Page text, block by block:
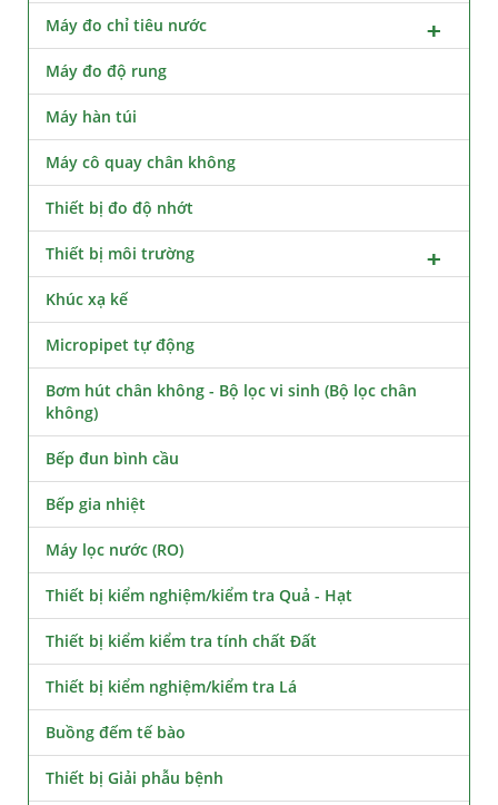
Máy đo chỉ tiêu nước
Máy đo độ rung
Máy hàn túi
Máy cô quay chân không
Thiết bị đo độ nhớt
Thiết bị môi trường
Khúc xạ kế
Micropipet tự động
Bơm hút chân không - Bộ lọc vi sinh (Bộ lọc chân
không)
Bếp đun bình cầu
Bếp gia nhiệt
Máy lọc nước (RO)
Thiết bị kiểm nghiệm/kiểm tra Quả - Hạt
Thiết bị kiểm kiểm tra tính chất Đất
Thiết bị kiểm nghiệm/kiểm tra Lá
Buồng đếm tế bào
Thiết bị Giải phẫu bệnh